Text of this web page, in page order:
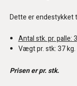
Dette er endestykket
Antal stk. pr. palle:
Vægt pr. stk: 37 kg.
Prisen er pr. stk.